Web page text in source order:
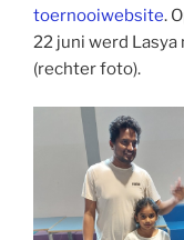
toernooiwebsite.
22 juni werd
(rechter foto).